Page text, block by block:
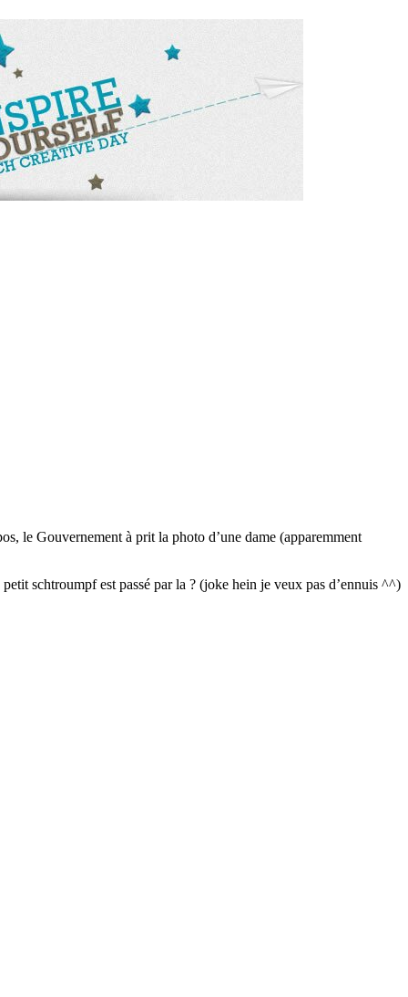
le Gouvernement à prit la photo d’une dame (apparemment
schtroumpf est passé par la ? (joke hein je veux pas d’ennuis ^^)